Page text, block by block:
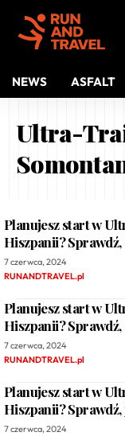
NEWS ASFALT
Ultra-
Planujesz start w
Hiszpanii?
7 czerwca, 2024
RUNANDTRAVEL.pl
Planujesz start w
Hiszpanii? Sprawdź,
7 czerwca, 2024
RUNANDTRAVEL.pl
Planujesz start w
Hiszpanii?
7 czerwca, 2024